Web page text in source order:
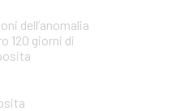
dell’anomalia
120 giorni di